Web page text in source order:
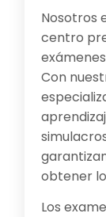
Nosotros
centro
Con
obtener
Los